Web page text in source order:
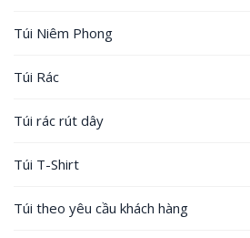
Túi Niêm Phong
Túi Rác
Túi rác rút dây
Túi T-Shirt
Túi theo yêu cầu khách hàng